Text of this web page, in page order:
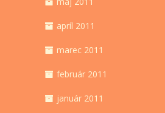
apríl 2011
marec 2011
február 2011
január 2011